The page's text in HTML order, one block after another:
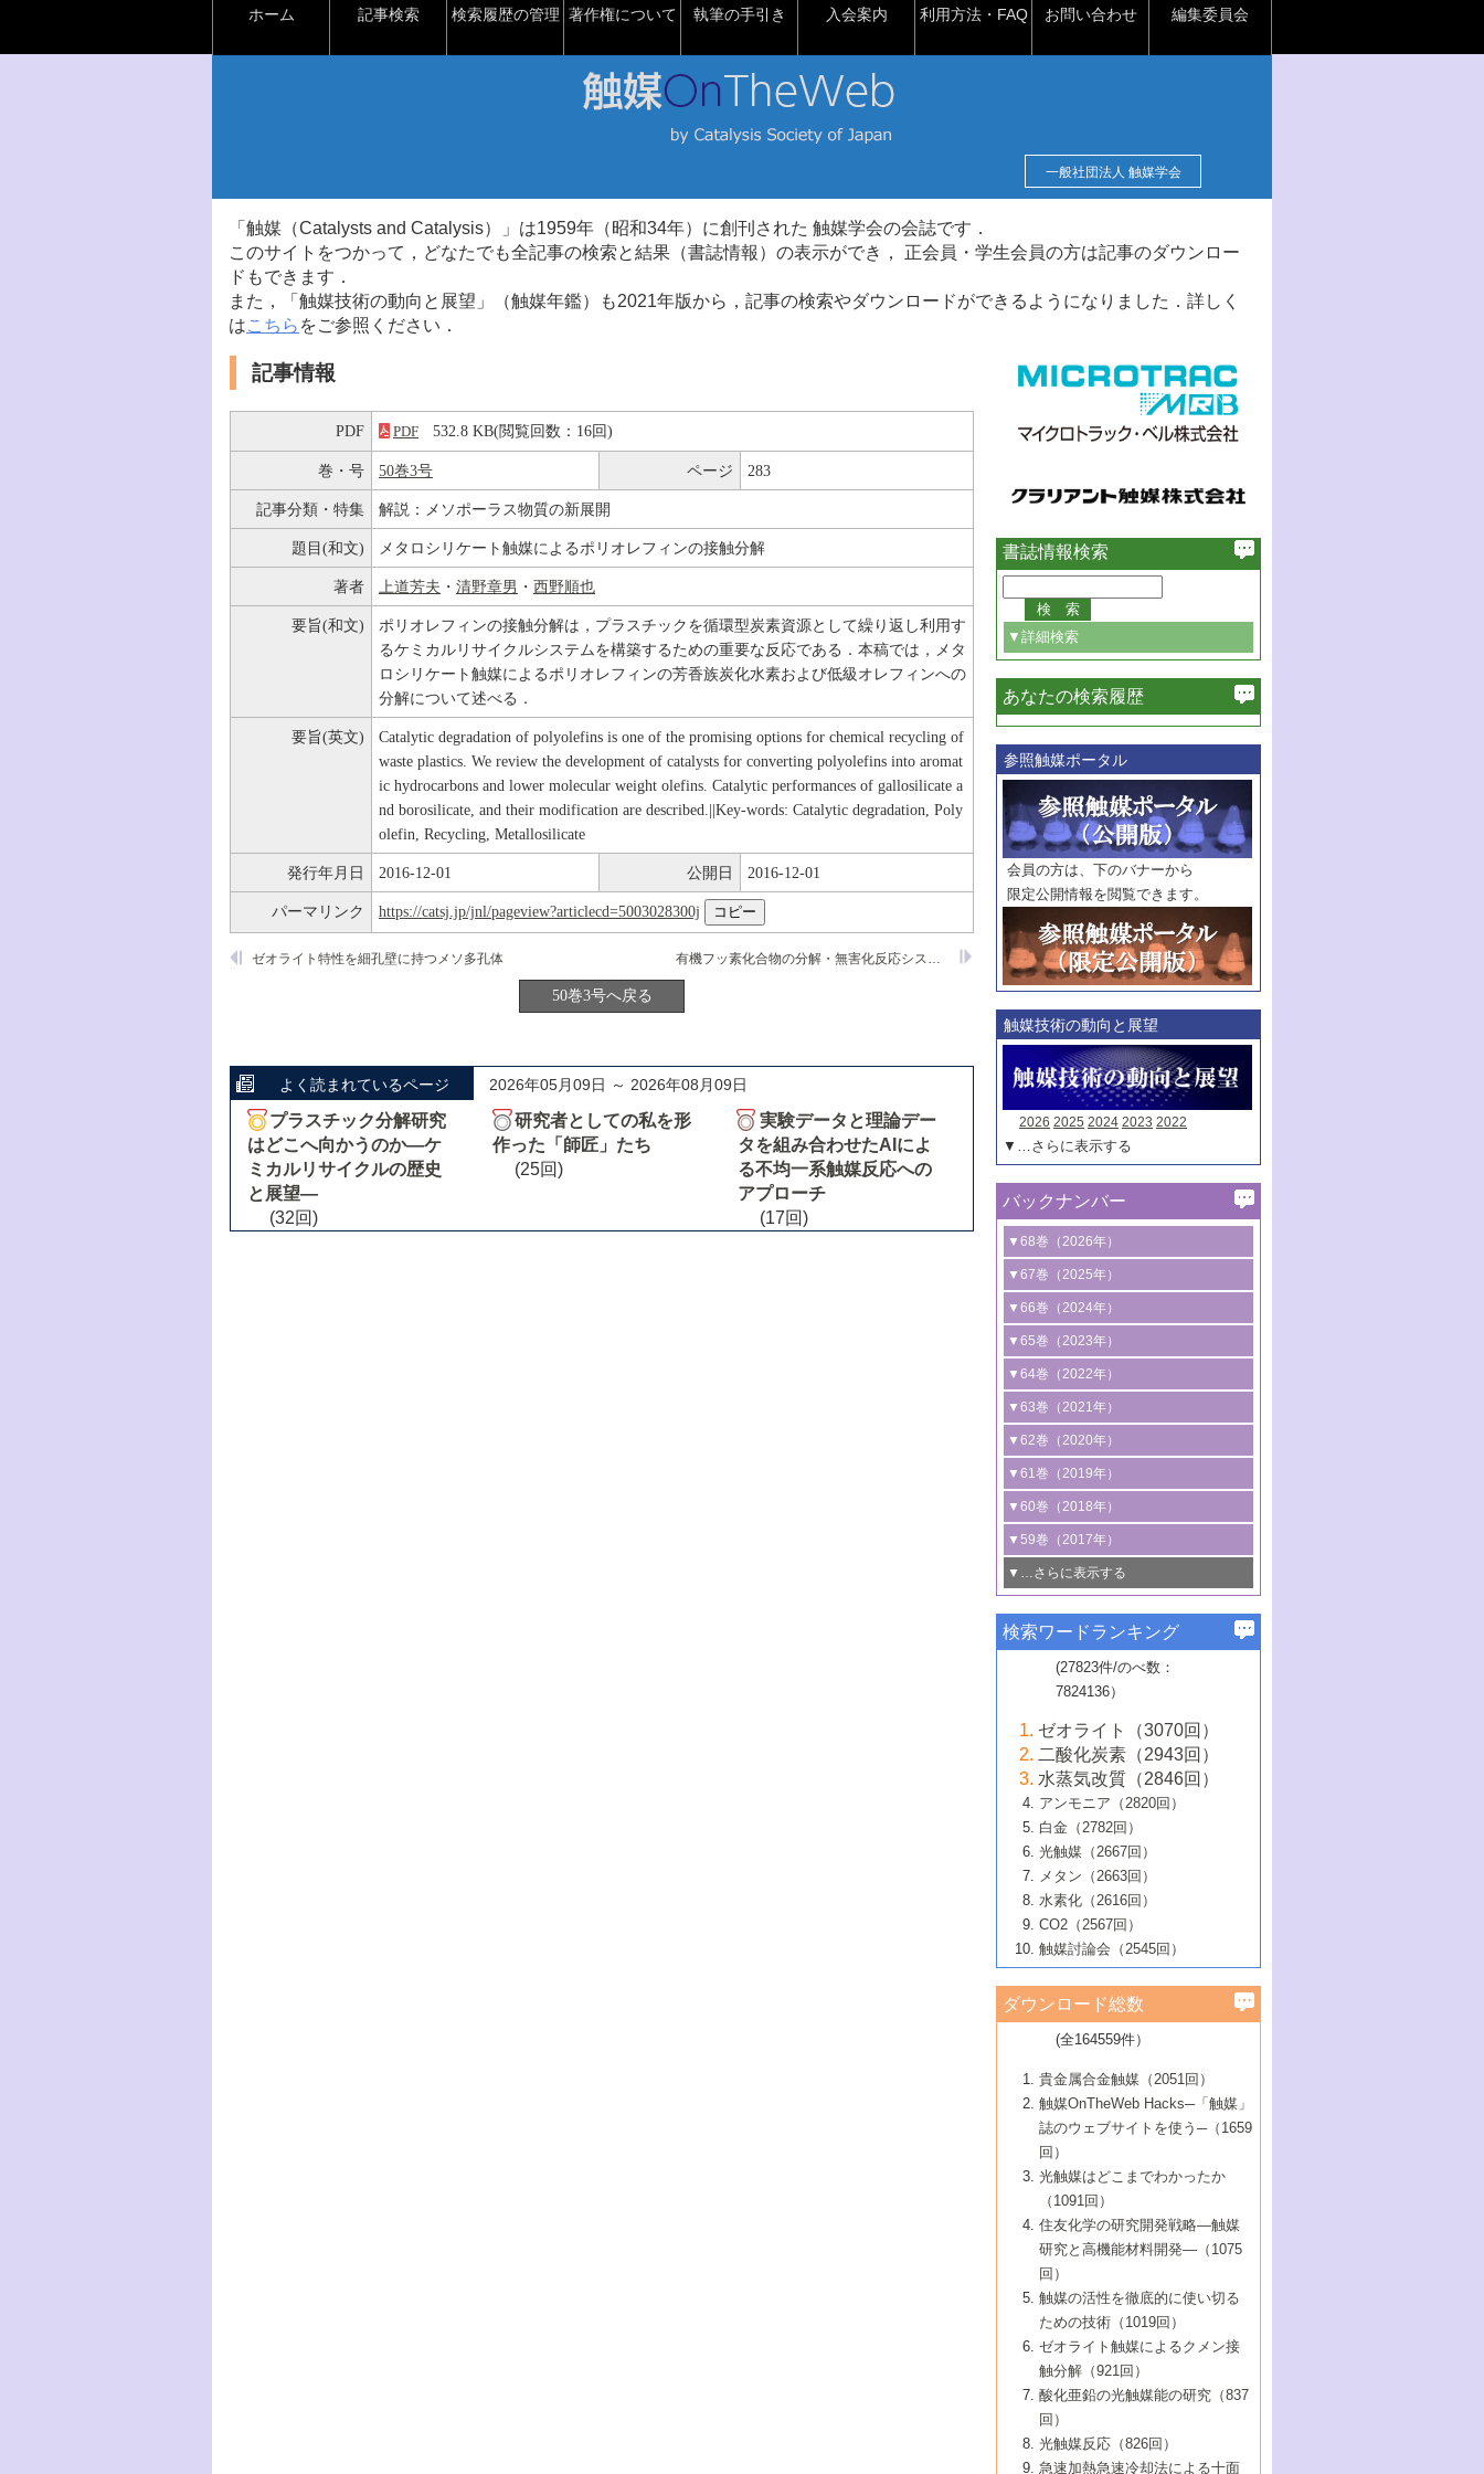
ホーム 記事検索 検索履歴の管理 著作権について 執筆の手引き 入会案内 利用方法・FAQ お問い合わせ 編集委員会
一般社団法人 触媒学会
「触媒（Catalysts and Catalysis）」は1959年（昭和34年）に創刊された 触媒学会の会誌です．
このサイトをつかって，どなたでも全記事の検索と結果（書誌情報）の表示ができ， 正会員・学生会員の方は記事のダウンロー
ドもできます．
また，「触媒技術の動向と展望」（触媒年鑑）も2021年版から，記事の検索やダウンロードができるようになりました．詳しく
はこちら をご参照ください．
記事情報
PDF PDF 532.8 KB(閲覧回数：16回)
巻・号 50巻3号 ページ 283
記事分類・特集 解説：メソポーラス物質の新展開
題目(和文) メタロシリケート触媒によるポリオレフィンの接触分解
著者 上道芳夫 ・ 清野章男 ・ 西野順也
要旨(和文)
ポリオレフィンの接触分解は，プラスチックを循環型炭素資源として繰り返し利用す
るケミカルリサイクルシステムを構築するための重要な反応である．本稿では，メタ
ロシリケート触媒によるポリオレフィンの芳香族炭化水素および低級オレフィンへの
分解について述べる．
要旨(英文)
Catalytic degradation of polyolefins is one of the promising options for chemical recycling of
waste plastics. We review the development of catalysts for converting polyolefins into aromat
ic hydrocarbons and lower molecular weight olefins. Catalytic performances of gallosilicate a
nd borosilicate, and their modification are described.||Key-words: Catalytic degradation, Poly
olefin, Recycling, Metallosilicate
発行年月日 2016-12-01 公開日 2016-12-01
パーマリンク https://catsj.jp/jnl/pageview?articlecd=5003028300j
有機フッ素化合物の分解・無害化反応システムの開発
ゼオライト特性を細孔壁に持つメソ多孔体
50巻3号へ戻る
よく読まれているページ 2026年05月09日 ～ 2026年08月09日
プラスチック分解研究
はどこへ向かうのか―ケ
ミカルリサイクルの歴史
と展望―
(32回)
研究者としての私を形
作った「師匠」たち
(25回)
実験データと理論デー
タを組み合わせたAIによ
る不均一系触媒反応への
アプローチ
(17回)
書誌情報検索
▼詳細検索
必ず含む
巻・号指定
巻
号
範囲指定
巻
号～
巻
号
触媒年鑑
年度
記事種別
マーク：
マークあり
あなたの検索履歴
参照触媒ポータル
会員の方は、下のバナーから
限定公開情報を閲覧できます。
触媒技術の動向と展望
2026 2025 2024 2023 2022
▼…さらに表示する
バックナンバー
▼68巻（2026年）
1号 過酸化水素合成に関する研究動向
2号 コンピューター技術により加速する
触媒開発
3号 有機分子変換やCO 資源化のための
光触媒に関する最近の研究
B号 第137回触媒討論会（2026年）
▼67巻（2025年）
1号 CO
水素化によるグリーン燃料/グリ
ーンケミカル製造
2号 水素製造のための水分解技術に関す
る最近の研究
3号 オレフィン系樹脂の精密合成に関す
る最新技術
4号 アルコール類の効率的変換を実現す
る非貴金属触媒の研究動向
5号 ゼオライトの合成と応用における研
究動向
6号 ヘテロ接合界面
B号 第135回触媒討論会（2025年）
▼66巻（2024年）
1号 低次元ナノ構造を有する触媒材料
2号 規制反応場を活用した固体触媒研究
の新展開
3号 未踏分子変換を目指した酸化触媒プ
ロセスの最前線
4号 シンクロトロン放射光および中性子
線を利用した触媒解析技術の最先端
5号 単原子触媒
6号 参照触媒委員会からのお知らせ
B号 第133回触媒討論会（2023年）
▼65巻（2023年）
1号 炭素が関わる触媒機能
2号 プラスチックケミカルリサイクルの
ための触媒技術
3号 非酸化物系金属化合物を基盤とした
触媒材料の開発
4号 格子酸素・格子酸素欠陥を利用した
触媒反応
5号 生体触媒によるエネルギー変換反応
6号 窒素とリンの循環のための触媒・機
能性材料
▼64巻（2022年）
1号 合成ガス製造とCOを用いるケミカル
ズ合成の最新動向
2号 化学品合成のための合金触媒開発
3号 CO の排出削減および有効活用のた
めの触媒技術
4号 若手による情報発信企画～とびたて
若き触媒の研究者たち～（1）
若き触媒の研究者たち～（2）
6号 石油のノーブル・ユースを志向した
触媒技術
大学：オンライン・対面開催）
▼63巻（2021年）
1号 金触媒の新展開
2号 ペロブスカイト
3号 特殊反応場を利用した触媒的分子変
換反応
4号 多孔質材料を用いた触媒の新展開
5号 情報学的手法を用いた触媒開発
6号 カーボンニュートラルに向けた電解
技術
B号 第127回触媒討論会（2021年・オン
ライン開催(Zoom)のみ）
▼62巻（2020年）
1号 触媒設計を拓く欠陥構造のキャラク
タリゼーション
2号 機能化学品製造に資するクリーンな
触媒的酸化反応
3号 水処理のための触媒化学
4号 光触媒を用いた水分解の最新の研究
動向
5号 次世代の触媒プロセスを支えるマイ
6号 メタン転換技術の最新動向
B号 第125回触媒討論会（2020年・工学
院大学）
▼61巻（2019年）
1号 物質移動制御に着目した触媒プロセ
ス開発
2号 CO2 フリー水素サプライチェーンに
関わる触媒開発動向
3号 精密高分子合成に関する最近の研究
動向
4号 バイオマス化成品製造のための触媒
5号 固体触媒による含窒素有機化合物変
換の最前線
6号 貴金属使用量低減に向けた自動車排
ガス浄化触媒の開発
B号 第123回触媒討論会（2019年・大阪
▼60巻（2018年）
1号 固体酸触媒の最新の研究動向
2号 二酸化炭素からの有用化学品合成
3号 ナノ粒子・クラスター触媒の最前線
4号 60周年記念企画
5号 進化するゼオライト合成技術
6号 非貴金属系触媒における電気化学的
B号 第121回触媒討論会（2018年・東京
大学）
▼59巻（2017年）
1号 いたるところに，触媒
最先端技術
3号 無機分離膜材料の開発と触媒反応プ
ロセスへの適用
5号 水素のふるまいを解き明かす最先端
研究
6号 低級アルカンの有効利用のための触
媒技術
B号 第119回触媒討論会（2017年・首都
大学東京）
▼…さらに表示する
1号 ユニークな構造の高分子を生み出す触
2号 リグニンからの化成品製造に向けた触
媒技術
3号 触媒研究の最先端～とびたて若き研究
者たち～（1）
4号 触媒研究の最先端～とびたて若き研究
者たち～（2）
5号 触媒研究の最先端～とびたて若き研究
者たち～（3）
6号 イオニクス材料と燃料電池・電解合成
の最新の研究動向
B号 第117回触媒討論会（2016年・大阪府
立大学）
▼57巻（2015年）
1号 水素キャリアにかかわる触媒技術の新
2号 石油精製用触媒の最近の進展
3号 固体酸化物形燃料電池（SOFC）におけ
るアノード触媒上での燃料直接改質技術
4号 コアシェル構造の制御による触媒機能
5号 工業触媒およびその周辺技術の最近の
進歩
6号 ナノシート
B号 第115回触媒討論会（2015年・成蹊大
▼56巻（2014年）
2号 光触媒反応機構に関する最新の研究動
向
開発動向
4号 人工光合成に向けた近年のアプローチ
5号 未利用熱エネルギーの有効活用に貢献
する触媒技術
6号 ポリオキソメタレート
B号 第113回触媒討論会（2014年・ロワジ
ールホテル豊橋）
1号 高耐久性燃料電池システム用触媒にお
ける新展開
2号 リビングラジカル重合の最近の動向
3号 天然ガスの化学工業的展開に関する触
媒技術
4号 貴金属触媒の精密構造制御とその活用
5号 バイオマス化成品製造のための固体触
6号 ナノ空間─吸着状態解析から新機能開拓
B号 第111回触媒討論会（2013年・関西大
▼54巻（2012年）
1号 規則性多孔体の利用技術における最近
の進歩
2号 第109回触媒討論会
3号 貴金属低減技術の最新動向
4号 貴金属代替技術の最新動向
5号 光触媒による物質変換反応の新展開
6号 グラフェン
7号 水素を利用する化成品合成の新潮流
▼53巻（2011年）
1号 金属学から見る合金触媒の新展開
2号 第107回触媒討論会
3号 触媒のその場観察法の進歩（１）
4号 触媒のその場観察法の進歩（２）
5号 不活性結合の触媒的活性化による有機
合成
6号 新しい固体酸触媒技術
7号 ゼオライト合成における最近の進歩
▼52巻（2010年）
1号 触媒の劣化対策と長寿命触媒開発
2号 第105回触媒討論会
3号 ナノ構造が拓く新機能
4号 活性サイトおよびその環境の精密な設
計による触媒の高機能化
5号 触媒を有効に使うための技術
7号 有機分子触媒による精密有機合成
8号 高機能化ポリオレフィンに向けた重合
触媒の最近の進展
1号 炭素材料－熱い注目を集める材料－
2号 第103回触媒討論会
3号 環境浄化用光触媒の現状と課題
4号 水素社会の実現に向けた水素製造・貯
蔵技術の進歩
5号 CO2が関わる触媒・材料
7号 持続可能社会実現のための触媒および
触媒関連技術
▼50巻（2008年）
1号 触媒化学と学会のこの10年，半世紀，
そして未来
2号 第101回触媒討論会
4号 錯体を利用したユニークな表面構造の
構築と機能
5号 若手会員による触媒研究の未来展望1：
企業編
6号 第102回触媒討論会
7号 触媒・化学反応における計算化学の進
8号 若手研究者による触媒研究の未来展望
2：大学・研究所編
▼49巻（2007年）
1号 含フッ素化合物の合成と触媒
2号 第99回触媒討論会
3号 実用的ファインケミカル合成プロセス
を実現する触媒
5号 こんな物質，あんな物質―新たな触媒
の可能性―
7号 『結晶の化学』を活かした触媒研究
8号 イオン液体の応用
▼48巻（2006年）
1号 固体酸触媒の最近の進歩
2号 第97回触媒討論会
3号 リビング重合触媒の最近の展開
5号 水素製造・貯蔵のための触媒技術の新
しい展開
6号 第98回触媒討論会
7号 基礎化学品製造の触媒技術
8号 多機能型リアクター
1号 最近の触媒担体とその効果
2号 第95回触媒討論会
4号 水分解用光触媒材料
5号 時間分解分光の進歩と応用
6号 第96回触媒討論会
8号 超臨界流体を用いた化学プロセスの新
▼46巻（2004年）
1号 部分酸化反応触媒の最前線
2号 第93回触媒討論会
3号 特殊エネルギー場の触媒反応
4号 生体内における金属の触媒作用
5号 ファインケミカルズの展開に寄与する
6号 第94回触媒討論会
7号 サブナノレベルでみた新しい表面現象
8号 オレフィン重合触媒の新たな展
▼45巻（2003年）
1号 なぜこの触媒が良いのか？
2号 第91回触媒討論会
3号 最近の自動車排ガス処理技術
4号 触媒研究の現状と将来─第90回触媒討論
5号 基礎化学品製造の触媒技術
6号 第92回触媒討論会
7号 基礎化学品製造の触媒技術
8号 資源の循環と触媒技術
▼44巻（2002年）
1号 高次制御された触媒の化学
2号 第89回触媒討論会
3号 触媒を利用した電気化学の新展開
4号 ナノ材料の調製と機能化
5号 こんな触媒が欲しい
6号 第90回触媒討論会
7号 触媒研究と学術雑誌/情報
8号 若い世代からみた触媒化学の現状と未
▼43巻（2001年）
1号 グリーンケミストリーと触媒
2号 第87回触媒討論会特集号
3号 生体触媒とバイオプロセス
4号 水素製造・利用の触媒化学
5号 触媒研究における新しい切り口：コン
ビナトリアルケミストリー
6号 第88回触媒討論会特集号
7号 企業における触媒研究のブレークスル
8号 この材料を触媒として使ってみません
▼42巻（2000年）
1号 触媒反応工学の明日を拓く
2号 第85回触媒討論会
3号 反応ダイナミクス
5号 触媒のおもしろさをどのように伝える
6号 第86回触媒討論会
7号 水素化精製触媒の新しい展開
8号 新しい反応性と機能性を目指した金属
クラスタ-化学
▼41巻（1999年）
1号 孔、穴、あな?-特異な空間とその利用-
2号 第83回触媒討論会
3号 均一系触媒反応最前線
4号 実用炭素材料の新展開
5号 研究の方法論を考える
7号 機能性金属材料と触媒
8号 触媒研究へのNMRの応用と展望
▼40巻（1998年）
進展と21世紀への提言/創立40周年記念・触
媒学会この10年の歩みとこれから/創立40周
2号 第81回触媒討論会
3号 計算機触媒化学へのさそい
4号 触媒劣化の制御と予測
5号 最新の実用プロセスと触媒
6号 第82回触媒討論会
1号 均一系と不均一系触媒反応-その特徴と
接点
2号 第79回触媒討論会
3号 最新NO除去触媒の実用化研究
4号 新しい反応場を目指した触媒調製
5号 反応・分離技術の新しい展開
6号 第80回触媒討論会
▼38巻（1996年）
1号 触媒の構造と触媒作用/C1化学を中心と
する21世紀への触媒
3号 オリンピックメダル:金・銀・銅はどん
な触媒作用を示すか
4号 触媒作用における機能の複合化
▼37巻（1995年）
1号 ファインケミカルズと固体触媒
2号 第75回触媒討論会
3号 希土類を利用した触媒
4号 触媒とリサイクル
5号 エネルギー変換触媒
▼36巻（1994年）
1号 電気化学と触媒
2号 第73回触媒討論会
3号 C4化学の展開
4号 《通常号》
▼35巻（1993年）
1号 工業触媒開発マニュアル―探索から工
業化まで
2号 第71回触媒討論会
▼34巻（1992年）
1号 インパクトを与えたこの研究
2号 第69回触媒討論会
▼33巻（1991年）
1号 触媒プロセス開発マニュアル―探索か
▼32巻（1990年）
検索ワードランキング
(27823件/のべ数：
7824136）
ゼオライト（3070回）
二酸化炭素（2943回）
水蒸気改質（2846回）
アンモニア（2820回）
白金（2782回）
光触媒（2667回）
メタン（2663回）
水素化（2616回）
CO2（2567回）
触媒討論会（2545回）
ダウンロード総数
(全164559件）
貴金属合金触媒（2051回）
触媒OnTheWeb Hacks─「触媒」
誌のウェブサイトを使う─（1659
回）
光触媒はどこまでわかったか
（1091回）
住友化学の研究開発戦略―触媒
研究と高機能材料開発―（1075
回）
触媒の活性を徹底的に使い切る
ための技術（1019回）
ゼオライト触媒によるクメン接
触分解（921回）
酸化亜鉛の光触媒能の研究（837
回）
光触媒反応（826回）
急速加熱急速冷却法による十面